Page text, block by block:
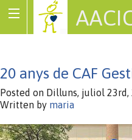
20 anys de CAF
Posted on Dilluns, juliol 23rd,
Written by maria